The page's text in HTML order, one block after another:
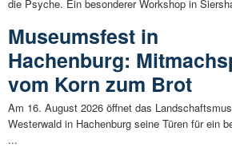
die Psyche. Ein besonderer Workshop in
Museumsfest in
Hachenburg:
vom Korn zum Brot
Am 16. August 2026 öffnet das
Westerwald in Hachenburg seine Türen für ein
...